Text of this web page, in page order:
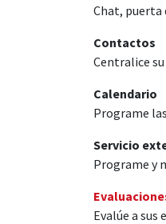
Chat, puerta
Contactos
Centralice
Calendario
Programe
Servicio
Programe y
Evalúe a sus